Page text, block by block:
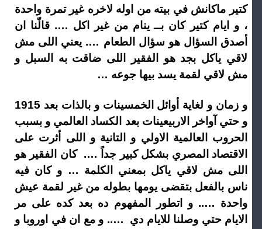
كتير ماكانش في بيته من اوله لاخره غير تمرة واحدة
، و ايام كتير كان بــ ينام من غير اكل …. قالّنا ان
أصدق السؤال هو سؤال الطعام …. يعني اللى مش
لاقي ياكل بجد هو الفقير اللى ضاقت به السبل و
مش لاقي لقمة يسد بيها جوعه …
و زمان و لغاية أوائل الخمسينات و بالذات بعد 1915
و حتي آواخر الاربيعينات بعد الكساد العالمي و بسبب
الحروب العالمية الاولي و التانية و اللى أثرت على
الاقتصاد المصري بشكل كبير جداً …. كان الفقير هو
اللى مش لاقي ياكل بمعني الكلمة … و كان فيه
ناس بالفعل بتقضى يومها بطوله من غير لقمة عيش
واحدة ….. و اتطور المفهوم ده بعد كده على مر
الايام حتي وصلنا للايام دي ….. و مع ان في اوروبا و